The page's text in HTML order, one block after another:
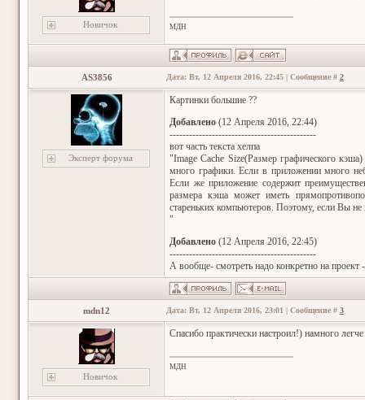
Новичок МДН
AS3856 Дата: Вт, 12 Апреля 2016, 22:45 | Сообщение # 2
Эксперт форума
Картинки большие ??
Добавлено (12 Апреля 2016, 22:44)
---------------------------------------------
вот часть текста хелпа
"Image Cache Size(Размер графического
много графики. Если в приложении много
Если же приложение содержит
размера кэша может иметь
стареньких компьютеров. Поэтому, если Вы
"
Добавлено (12 Апреля 2016, 22:45)
---------------------------------------------
А вообще- смотреть надо конкретно на
mdn12 Дата: Вт, 12 Апреля 2016, 23:01 | Сообщение # 3
Новичок
Спасибо практически настроил!) намного легче
МДН